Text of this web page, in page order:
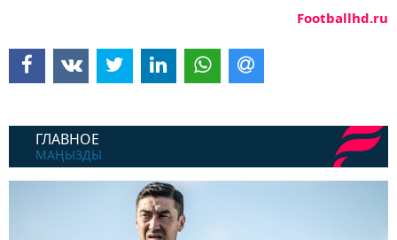
ГЛАВНОЕ
МАҢЫЗДЫ
Footballhd.ru